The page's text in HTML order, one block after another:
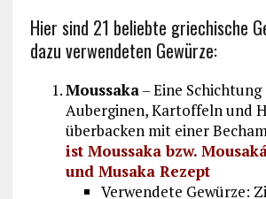
Hier sind 21 beliebte griechische
dazu verwendeten Gewürze:
Moussaka– Eine Schichtung
Auberginen, Kartoffeln und
überbacken mit einer
ist Moussaka bzw.
und Musaka Rezept
Verwendete Gewürze: